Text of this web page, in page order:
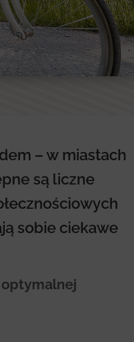
– w miastach
są liczne
sobie ciekawe